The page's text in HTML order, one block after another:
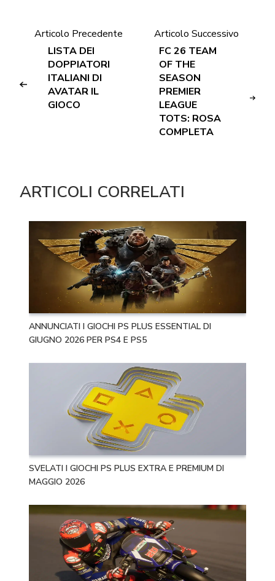
Articolo Precedente
LISTA DEI
DOPPIATORI
ITALIANI DI
AVATAR IL
GIOCO
Articolo Successivo
FC 26 TEAM
OF THE
SEASON
PREMIER
LEAGUE
TOTS: ROSA
COMPLETA
ARTICOLI CORRELATI
ANNUNCIATI I GIOCHI PS PLUS ESSENTIAL DI
GIUGNO 2026 PER PS4 E PS5
SVELATI I GIOCHI PS PLUS EXTRA E PREMIUM DI
MAGGIO 2026